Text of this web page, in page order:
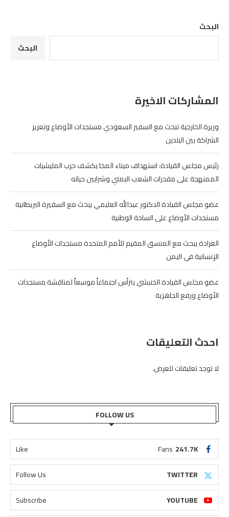
البحث
البحث
المشاركات الاخيرة
وزيرة الخارجية تبحث مع السفير السعودي مستجدات الأوضاع وتعزيز
الشراكة بين البلدين
رئيس مجلس القيادة: استهداف ميناء المخا يكشف حرب المليشيات
الممنهجة على مقدرات الشعب اليمني وشرايين حياته
عضو مجلس القيادة الدكتور عبدالله العليمي يبحث مع السفيرة البريطانية
مستجدات الأوضاع على الساحة الوطنية
العرادة يبحث مع المنسق المقيم للأمم المتحدة مستجدات الأوضاع
الإنسانية في اليمن
عضو مجلس القيادة الخنبشي يترأس اجتماعاً موسعاً لمناقشة مستجدات
الأوضاع ورفع الجاهزية
احدث التعليقات
لا توجد تعليقات للعرض.
FOLLOW US
241.7K
Fans
Like
TWITTER
Follow Us
YOUTUBE
Subscribe